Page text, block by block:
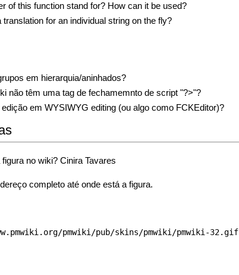
of this function stand for? How can it be used?
for an individual string on the fly?
em hierarquia/aninhados?
não têm uma tag de fechamemnto de script "?>"?
em WYSIWYG editing (ou algo como FCKEditor)?
no wiki? Cinira Tavares
completo até onde está a figura.
pmwiki/pub/skins/pmwiki/pmwiki-32.gif